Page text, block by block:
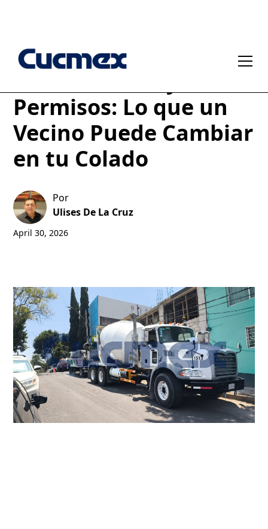
Permisos: Lo que un
Vecino Puede Cambiar
en tu Colado
Por
Ulises De La Cruz
April 30, 2026